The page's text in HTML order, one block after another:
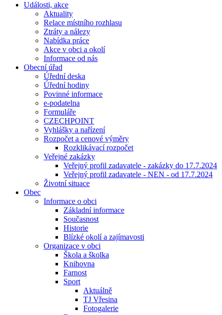
Události, akce
Aktuality
Relace místního rozhlasu
Ztráty a nálezy
Nabídka práce
Akce v obci a okolí
Informace od nás
Obecní úřad
Úřední deska
Úřední hodiny
Povinné informace
e-podatelna
Formuláře
CZECHPOINT
Vyhlášky a nařízení
Rozpočet a cenové výměry
Rozklikávací rozpočet
Veřejné zakázky
Veřejný profil zadavatele - zakázky do 17.7.2024
Veřejný profil zadavatele - NEN - od 17.7.2024
Životní situace
Obec
Informace o obci
Základní informace
Současnost
Historie
Blízké okolí a zajímavosti
Organizace v obci
Škola a školka
Knihovna
Farnost
Sport
Aktuálně
TJ Vřesina
Fotogalerie